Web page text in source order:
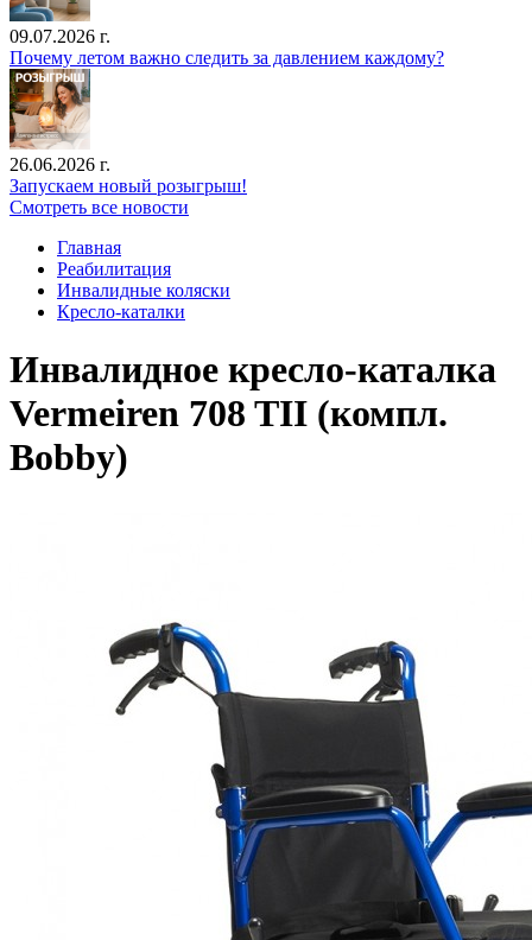
09.07.2026 г.
Почему летом важно следить за давлением каждому?
26.06.2026 г.
Запускаем новый розыгрыш!
Смотреть все новости
Главная
Реабилитация
Инвалидные коляски
Кресло-каталки
Инвалидное кресло-каталка
Vermeiren 708 TII (компл.
Bobby)